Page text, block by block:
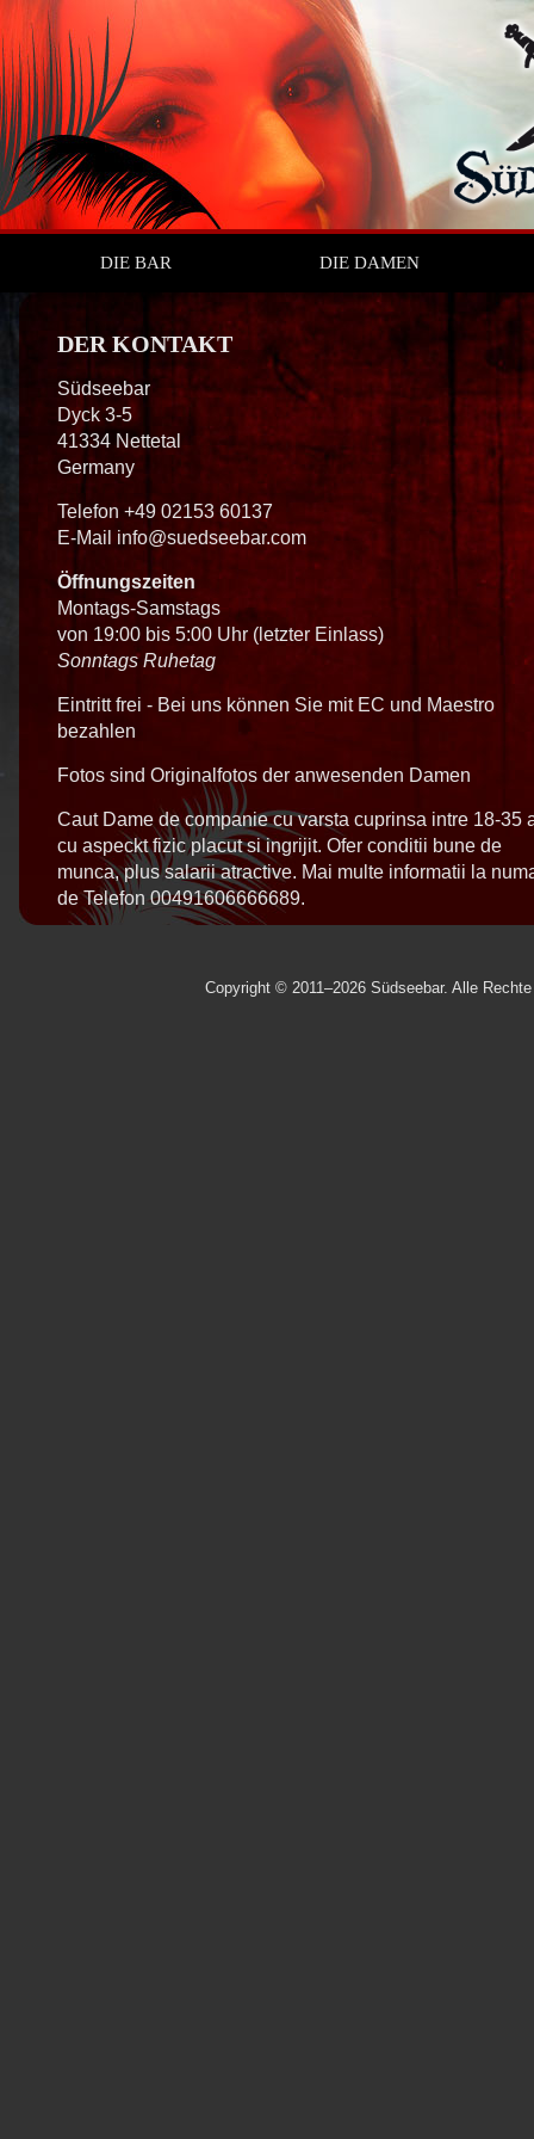
DIE BAR DIE DAMEN
DER KONTAKT
Südseebar
Dyck 3-5
41334 Nettetal
Germany
Telefon +49 02153 60137
E-Mail info@suedseebar.com
Öffnungszeiten
Montags-Samstags
von 19:00 bis 5:00 Uhr (letzter Einlass)
Sonntags Ruhetag
Eintritt frei - Bei uns können Sie mit EC und Maestro
bezahlen
Fotos sind Originalfotos der anwesenden Damen
Caut Dame de companie cu varsta cuprinsa intre 18-35
cu aspeckt fizic placut si ingrijit. Ofer conditii bune de
munca, plus salarii atractive. Mai multe informatii la
de Telefon 00491606666689.
Copyright © 2011–2026 Südseebar. Alle